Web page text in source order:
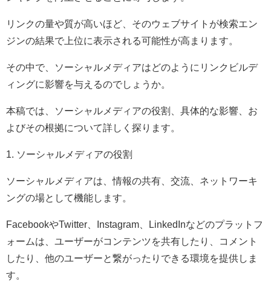
リンクの量や質が高いほど、そのウェブサイトが検索エン
ジンの結果で上位に表示される可能性が高まります。
その中で、ソーシャルメディアはどのようにリンクビルデ
ィングに影響を与えるのでしょうか。
本稿では、ソーシャルメディアの役割、具体的な影響、お
よびその根拠について詳しく探ります。
1. ソーシャルメディアの役割
ソーシャルメディアは、情報の共有、交流、ネットワーキ
ングの場として機能します。
FacebookやTwitter、Instagram、LinkedInなどのプラットフ
ォームは、ユーザーがコンテンツを共有したり、コメント
したり、他のユーザーと繋がったりできる環境を提供しま
す。